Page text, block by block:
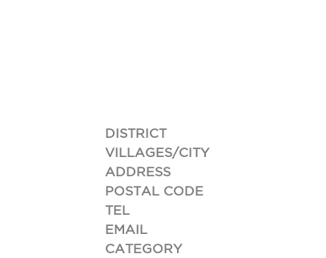
DISTRICT
VILLAGES/CITY
ADDRESS
POSTAL CODE
TEL
EMAIL
CATEGORY